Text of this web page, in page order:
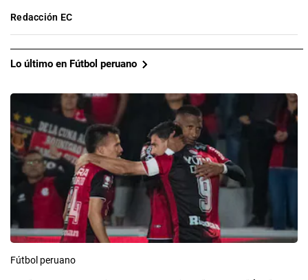
Redacción EC
Lo último en Fútbol peruano
Fútbol peruano